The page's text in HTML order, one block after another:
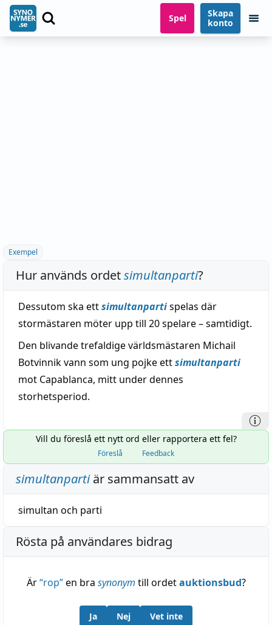
Spel
Skapa
konto
Exempel
Hur används ordetsimultanparti?
Dessutom ska ettsimultanpartispelas där
stormästaren möter upp till 20 spelare – samtidigt.
Den blivande trefaldige världsmästaren Michail
Botvinnik vann som ung pojke ettsimultanparti
mot Capablanca, mitt under dennes
storhetsperiod.
Vill du föreslå ett nytt ord eller rapportera ett fel?
Föreslå Feedback
simultanpartiär sammansatt av
simultan och parti
Rösta på användares bidrag
Är“rop”en bra synonym till ordetauktionsbud?
Ja Nej Vet inte